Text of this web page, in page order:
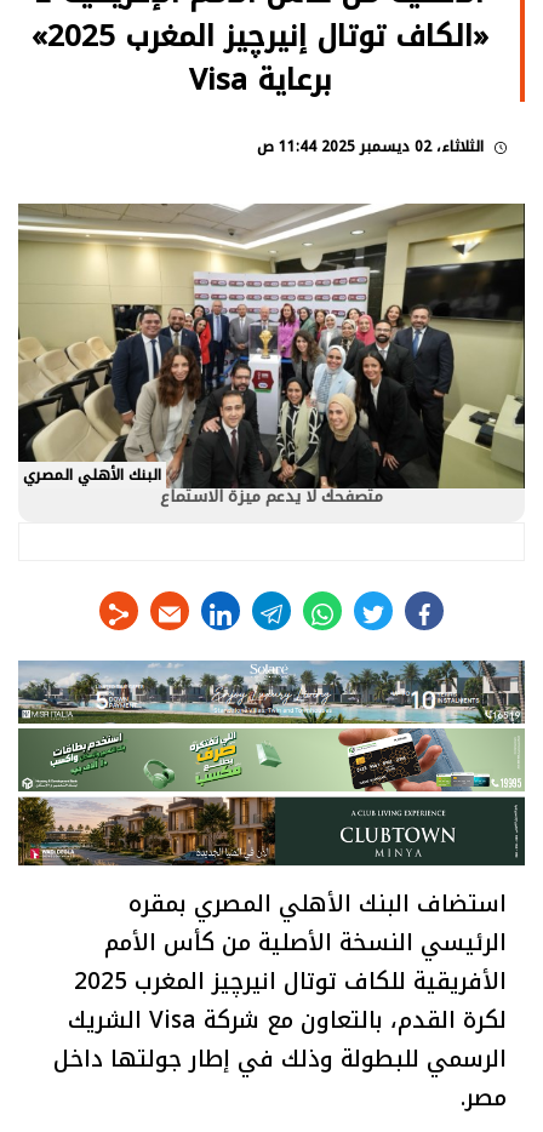
«الكاف توتال إنيرچيز المغرب 2025»
برعاية Visa
الثلاثاء، 02 ديسمبر 2025 11:44 ص
البنك الأهلي المصري
متصفحك لا يدعم ميزة الاستماع
facebook
twitter
whats
telegram
linkedin
استضاف البنك الأهلي المصري بمقره
الرئيسي النسخة الأصلية من كأس الأمم
الأفريقية للكاف توتال انيرچيز المغرب 2025
لكرة القدم، بالتعاون مع شركة Visa الشريك
الرسمي للبطولة وذلك في إطار جولتها داخل
مصر.